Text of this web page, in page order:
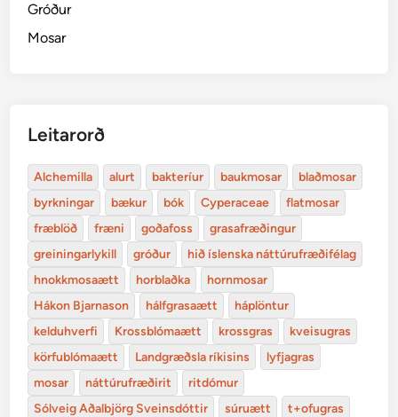
Gróður
Mosar
Leitarorð
Alchemilla alurt bakteríur baukmosar
blaðmosar
byrkningar
bækur bók Cyperaceae
flatmosar
fræblöð
fræni goðafoss
grasafræðingur
greiningarlykill
gróður
hið íslenska náttúrufræðifélag
hnokkmosaætt
horblaðka
hornmosar
Hákon Bjarnason
hálfgrasaætt
háplöntur
kelduhverfi
Krossblómaætt krossgras
kveisugras
körfublómaætt
Landgræðsla ríkisins
lyfjagras
mosar
náttúrufræðirit
ritdómur
Sólveig Aðalbjörg Sveinsdóttir
súruætt t+ofugras